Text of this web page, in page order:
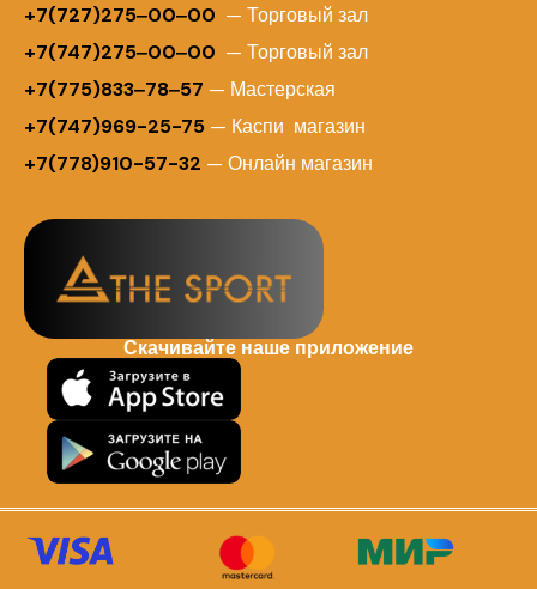
+7(727)275‒00‒00 — Торговый зал
+7(747)275‒00‒00 — Торговый зал
+7(775)833‒78‒57 — Мастерская
+7(747)969-25-75 — Каспи магазин
+7(778)910-57-32 — Онлайн магазин
Скачивайте наше приложение